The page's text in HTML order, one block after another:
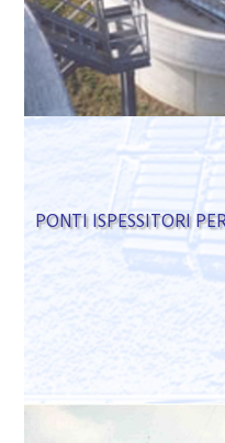
PONTI ISPESSITORI